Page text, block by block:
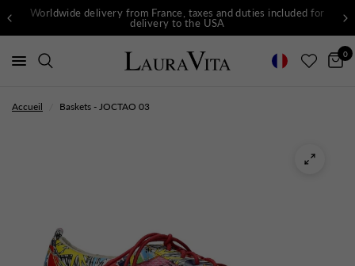
Worldwide delivery from France, taxes and duties included for
delivery to the USA
0
Accueil Baskets - JOCTAO 03